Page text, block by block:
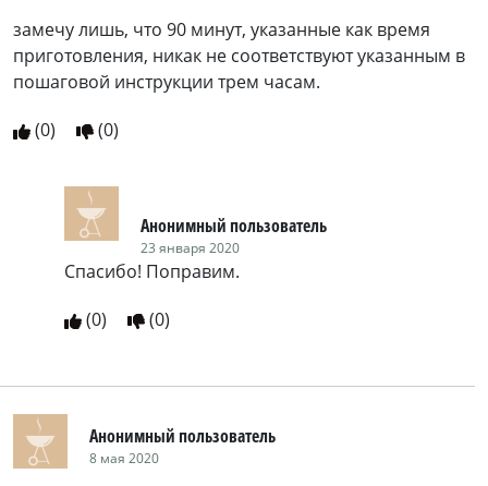
замечу лишь, что 90 минут, указанные как время
приготовления, никак не соответствуют указанным в
пошаговой инструкции трем часам.
(0) (0)
Анонимный пользователь
23 января 2020
Спасибо! Поправим.
(0) (0)
Анонимный пользователь
8 мая 2020